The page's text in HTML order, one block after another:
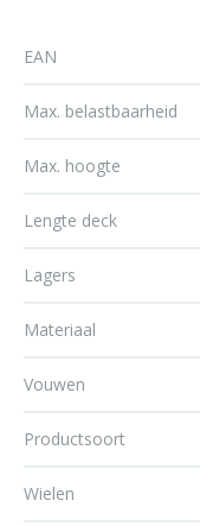
EAN
Max. belastbaarheid
Max. hoogte
Lengte deck
Lagers
Materiaal
Vouwen
Productsoort
Wielen